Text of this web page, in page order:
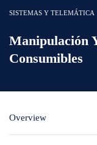
SISTEMAS Y TELEMÁTICA
Manipulación
Consumibles
Overview